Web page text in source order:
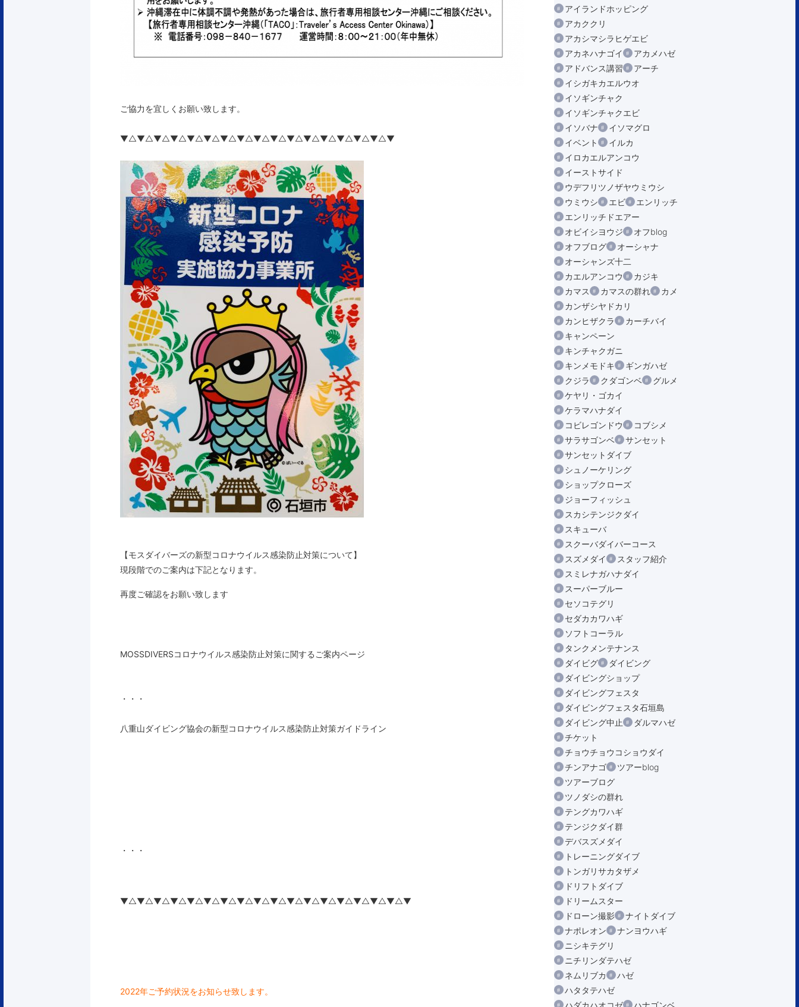
ご協力を宜しくお願い致します。
▼△▼△▼△▼△▼△▼△▼△▼△▼△▼△▼△▼△▼△▼△▼△▼△▼
【モスダイバーズの新型コロナウイルス感染防止対策について】
現段階でのご案内は下記となります。
再度ご確認をお願い致します
MOSSDIVERSコロナウイルス感染防止対策に関するご案内ページ
・・・
八重山ダイビング協会の新型コロナウイルス感染防止対策ガイドライン
・・・
▼△▼△▼△▼△▼△▼△▼△▼△▼△▼△▼△▼△▼△▼△▼△▼△▼△▼
2022年ご予約状況をお知らせ致します。
アイランドホッピング
アカククリ
アカシマシラヒゲエビ
アカネハナゴイ
アカメハゼ
アドバンス講習
アーチ
イシガキカエルウオ
イソギンチャク
イソギンチャクエビ
イソバナ
イソマグロ
イベント
イルカ
イロカエルアンコウ
イーストサイド
ウデフリツノザヤウミウシ
ウミウシ
エビ
エンリッチ
エンリッチドエアー
オビイシヨウジ
オフblog
オフブログ
オーシャナ
オーシャンズ十二
カエルアンコウ
カジキ
カマス
カマスの群れ
カメ
カンザシヤドカリ
カンヒザクラ
カーチバイ
キャンペーン
キンチャクガニ
キンメモドキ
ギンガハゼ
クジラ
クダゴンベ
グルメ
ケヤリ・ゴカイ
ケラマハナダイ
コビレゴンドウ
コブシメ
サラサゴンベ
サンセット
サンセットダイブ
シュノーケリング
ショップクローズ
ジョーフィッシュ
スカシテンジクダイ
スキューバ
スクーバダイバーコース
スズメダイ
スタッフ紹介
スミレナガハナダイ
スーパーブルー
セソコテグリ
セダカカワハギ
ソフトコーラル
タンクメンテナンス
ダイビグ
ダイビング
ダイビングショップ
ダイビングフェスタ
ダイビングフェスタ石垣島
ダイビング中止
ダルマハゼ
チケット
チョウチョウコショウダイ
チンアナゴ
ツアーblog
ツアーブログ
ツノダシの群れ
テングカワハギ
テンジクダイ群
デバスズメダイ
トレーニングダイブ
トンガリサカタザメ
ドリフトダイブ
ドリームスター
ドローン撮影
ナイトダイブ
ナポレオン
ナンヨウハギ
ニシキテグリ
ニチリンダテハゼ
ネムリブカ
ハゼ
ハタタテハゼ
ハダカハオコゼ
ハナゴンベ